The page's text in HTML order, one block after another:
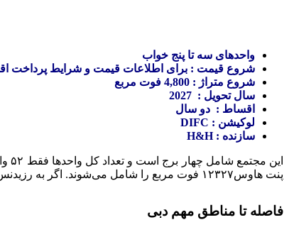
واحدهای سه تا پنج خواب
شروع قیمت : برای اطلاعات قیمت و شرایط پرداخت
شروع متراژ : 4,800 فوت مربع
سال تحویل : 2027
اقساط : دو سال
لوکیشن : DIFC
سازنده : H&H
پنت هاوس۱۲۳۲۷ فوت مربع را شامل می‌شوند. اگر به رزیدنس های دیگر از برند های محبوب هتل های زنجیره ای و مشهور دنیا علاقمندید، می توانید پروژه
فاصله تا مناطق مهم دبی